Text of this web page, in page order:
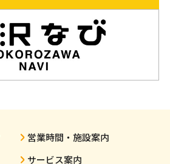
営業時間・施設案内
サービス案内